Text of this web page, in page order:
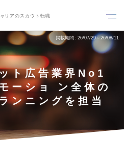
リアのスカウト転職
掲載期間 26/07/29～26/08/11
ト広告業界No1
ーショ ン全体の
ンニングを担当